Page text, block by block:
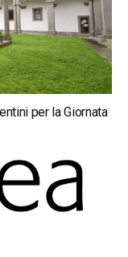
per la Giornata